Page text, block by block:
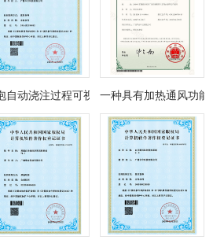
垫
自动浇注过程可视化平台一种具有加热通风功能